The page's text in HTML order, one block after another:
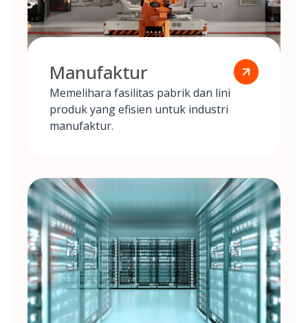
Manufaktur
Memelihara fasilitas pabrik dan lini
produk yang efisien untuk industri
manufaktur.